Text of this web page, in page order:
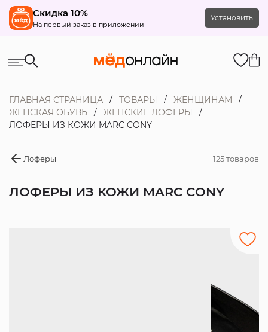
Скидка 10%
На первый заказ в приложении
Установить
ГЛАВНАЯ СТРАНИЦА ТОВАРЫ
ЖЕНЩИНАМ
ЖЕНСКАЯ ОБУВЬ
ЖЕНСКИЕ ЛОФЕРЫ
ЛОФЕРЫ ИЗ КОЖИ MARC CONY
Лоферы 125 товаров
ЛОФЕРЫ ИЗ КОЖИ MARC CONY